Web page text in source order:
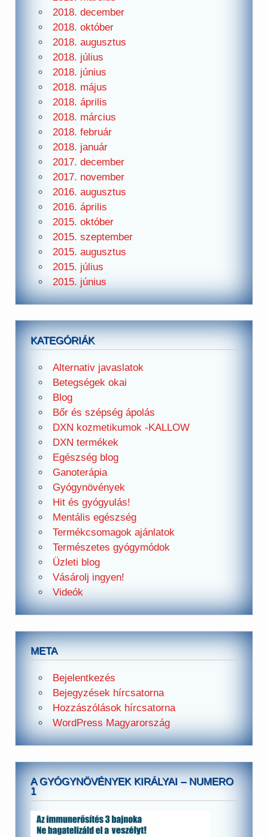
2018. december
2018. október
2018. augusztus
2018. július
2018. június
2018. május
2018. április
2018. március
2018. február
2018. január
2017. december
2017. november
2016. augusztus
2016. április
2015. október
2015. szeptember
2015. augusztus
2015. július
2015. június
KATEGÓRIÁK
Alternativ javaslatok
Betegségek okai
Blog
Bőr és szépség ápolás
DXN kozmetikumok -KALLOW
DXN termékek
Egészség blog
Ganoterápia
Gyógynövények
Hit és gyógyulás!
Mentális egészség
Termékcsomagok ajánlatok
Természetes gyógymódok
Üzleti blog
Vásárolj ingyen!
Videók
META
Bejelentkezés
Bejegyzések hírcsatorna
Hozzászólások hírcsatorna
WordPress Magyarország
A GYÓGYNÖVÉNYEK KIRÁLYAI – NUMERO
1